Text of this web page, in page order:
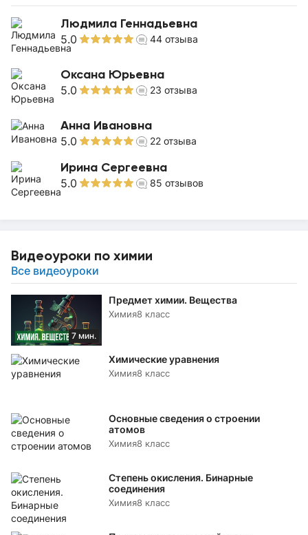
Людмила Геннадьевна
5.0 44 отзыва
Оксана Юрьевна
5.0 23 отзыва
Анна Ивановна
5.0 22 отзыва
Ирина Сергеевна
5.0 85 отзывов
Видеоуроки по химии
Все видеоуроки
7 мин.
Предмет химии. Вещества
Химия8 класс
Химические уравнения
Химия8 класс
Основные сведения о строении
атомов
Химия8 класс
Степень окисления. Бинарные
соединения
Химия8 класс